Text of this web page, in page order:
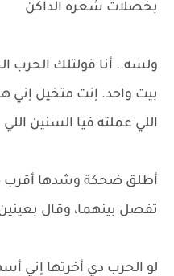
بخصلات شعره الداكن
ولسه.. أنا قولتلك الحرب
بيت واحد. إنت متخيل إني
اللي عملته فيا السنين
أطلق ضحكة وشدها أقرب
تفصل بينهما، وقال
لو الحرب دي أخرتها إني